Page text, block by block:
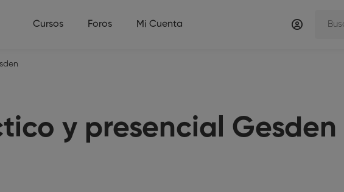
Cursos Foros Mi Cuenta
y presencial Gesden